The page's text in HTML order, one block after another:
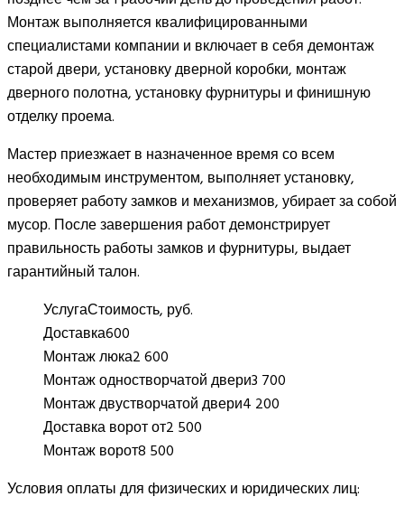
Монтаж выполняется квалифицированными
специалистами компании и включает в себя демонтаж
старой двери, установку дверной коробки, монтаж
дверного полотна, установку фурнитуры и финишную
отделку проема.
Мастер приезжает в назначенное время со всем
необходимым инструментом, выполняет установку,
проверяет работу замков и механизмов, убирает за собой
мусор. После завершения работ демонстрирует
правильность работы замков и фурнитуры, выдает
гарантийный талон.
УслугаСтоимость, руб.
Доставка600
Монтаж люка2 600
Монтаж одностворчатой двери3 700
Монтаж двустворчатой двери4 200
Доставка ворот от2 500
Монтаж ворот8 500
Условия оплаты для физических и юридических лиц: